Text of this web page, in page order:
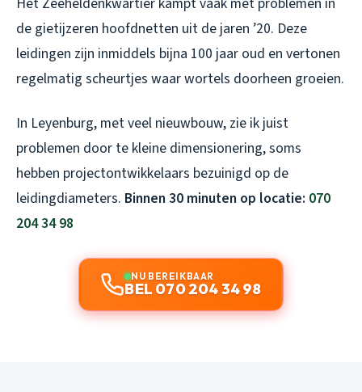
de gietijzeren hoofdnetten uit de jaren ’20. Deze
leidingen zijn inmiddels bijna 100 jaar oud en vertonen
regelmatig scheurtjes waar wortels doorheen groeien.
In Leyenburg, met veel nieuwbouw, zie ik juist
problemen door te kleine dimensionering, soms
hebben projectontwikkelaars bezuinigd op de
leidingdiameters. Binnen 30 minuten op locatie: 070
204 34 98
NU BEREIKBAAR
BEL 070 204 34 98